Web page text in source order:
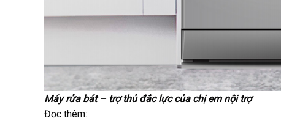
Máy rửa bát – trợ thủ đắc lực của chị em nội trợ
Đọc thêm: